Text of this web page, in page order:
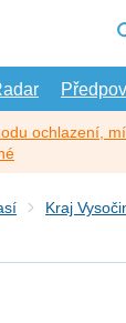
ochlazení,
Kraj